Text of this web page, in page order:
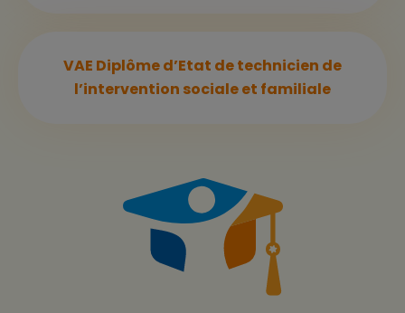
VAE Diplôme d’Etat de technicien de
l’intervention sociale et familiale